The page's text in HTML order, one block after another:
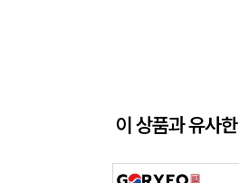
이 상품과 유사한